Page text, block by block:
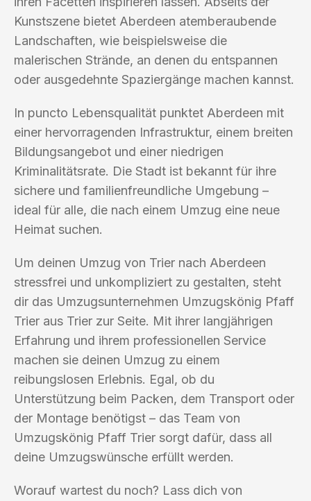
Kunstszene bietet Aberdeen atemberaubende
Landschaften, wie beispielsweise die
malerischen Strände, an denen du entspannen
oder ausgedehnte Spaziergänge machen kannst.
In puncto Lebensqualität punktet Aberdeen mit
einer hervorragenden Infrastruktur, einem breiten
Bildungsangebot und einer niedrigen
Kriminalitätsrate. Die Stadt ist bekannt für ihre
sichere und familienfreundliche Umgebung –
ideal für alle, die nach einem Umzug eine neue
Heimat suchen.
Um deinen Umzug von Trier nach Aberdeen
stressfrei und unkompliziert zu gestalten, steht
dir das Umzugsunternehmen Umzugskönig Pfaff
Trier aus Trier zur Seite. Mit ihrer langjährigen
Erfahrung und ihrem professionellen Service
machen sie deinen Umzug zu einem
reibungslosen Erlebnis. Egal, ob du
Unterstützung beim Packen, dem Transport oder
der Montage benötigst – das Team von
Umzugskönig Pfaff Trier sorgt dafür, dass all
deine Umzugswünsche erfüllt werden.
Worauf wartest du noch? Lass dich von